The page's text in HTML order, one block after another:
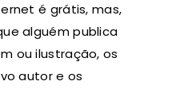
é grátis, mas,
alguém publica
ou ilustração, os
autor e os